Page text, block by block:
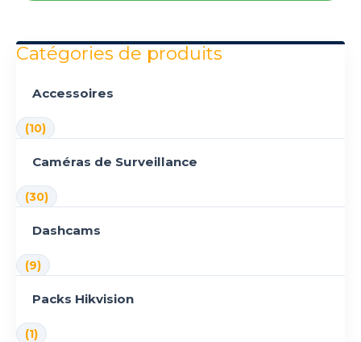
Catégories de produits
Accessoires
(10)
Caméras de Surveillance
(30)
Dashcams
(9)
Packs Hikvision
(1)